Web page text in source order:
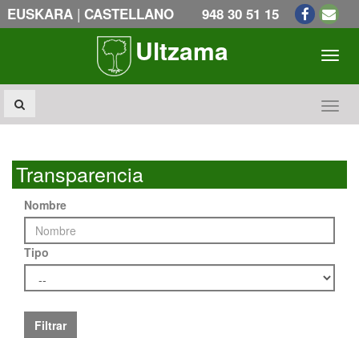
EUSKARA | CASTELLANO 948 30 51 15
Ultzama
Transparencia
Nombre
Tipo
Filtrar